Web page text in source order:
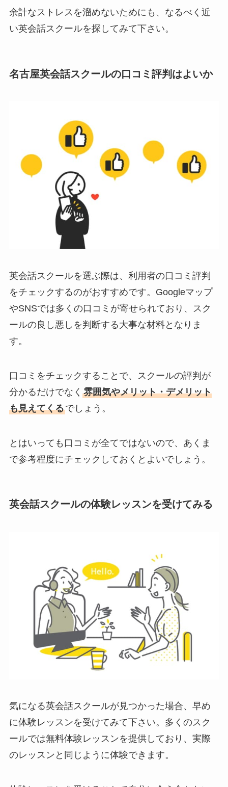
余計なストレスを溜めないためにも、なるべく近
い英会話スクールを探してみて下さい。
名古屋英会話スクールの口コミ評判はよいか
英会話スクールを選ぶ際は、利用者の口コミ評判
をチェックするのがおすすめです。Googleマップ
やSNSでは多くの口コミが寄せられており、スク
ールの良し悪しを判断する大事な材料となりま
す。
口コミをチェックすることで、スクールの評判が
分かるだけでなく 雰囲気やメリット・デメリット
も見えてくるでしょう。
とはいっても口コミが全てではないので、あくま
で参考程度にチェックしておくとよいでしょう。
英会話スクールの体験レッスンを受けてみる
気になる英会話スクールが見つかった場合、早め
に体験レッスンを受けてみて下さい。多くのスク
ールでは無料体験レッスンを提供しており、実際
のレッスンと同じように体験できます。